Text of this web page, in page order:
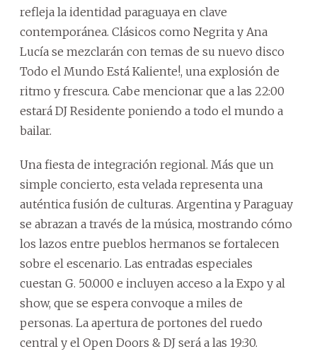
refleja la identidad paraguaya en clave
contemporánea. Clásicos como Negrita y Ana
Lucía se mezclarán con temas de su nuevo disco
Todo el Mundo Está Kaliente!, una explosión de
ritmo y frescura. Cabe mencionar que a las 22:00
estará DJ Residente poniendo a todo el mundo a
bailar.
Una fiesta de integración regional. Más que un
simple concierto, esta velada representa una
auténtica fusión de culturas. Argentina y Paraguay
se abrazan a través de la música, mostrando cómo
los lazos entre pueblos hermanos se fortalecen
sobre el escenario. Las entradas especiales
cuestan G. 50.000 e incluyen acceso a la Expo y al
show, que se espera convoque a miles de
personas. La apertura de portones del ruedo
central y el Open Doors & DJ será a las 19:30.